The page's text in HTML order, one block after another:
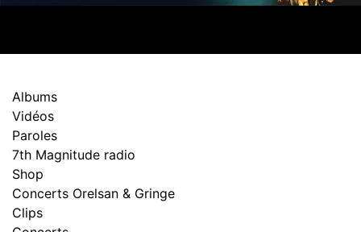
Albums
Vidéos
Paroles
7th Magnitude radio
Shop
Concerts Orelsan & Gringe
Clips